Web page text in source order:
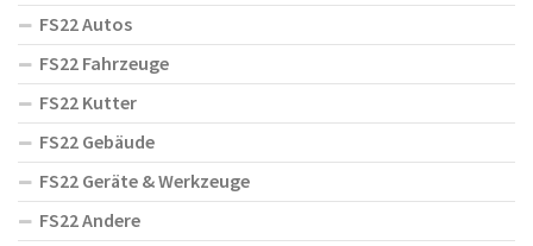
FS22 Autos
FS22 Fahrzeuge
FS22 Kutter
FS22 Gebäude
FS22 Geräte & Werkzeuge
FS22 Andere